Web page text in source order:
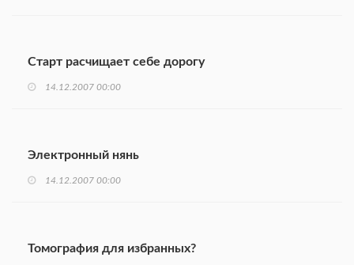
Старт расчищает себе дорогу
14.12.2007 00:00
Электронный нянь
14.12.2007 00:00
Томография для избранных?